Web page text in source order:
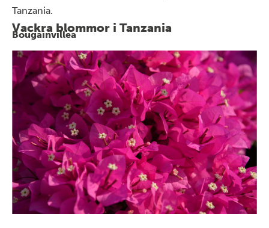
Tanzania.
Vackra blommor i Tanzania
Bougainvillea